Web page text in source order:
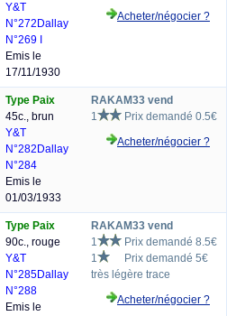
Y&T
N°272 Dallay
N°269 I
Emis le
17/11/1930
Acheter/négocier ?
Type Paix
45c., brun
Y&T
N°282 Dallay
N°284
Emis le
01/03/1933
RAKAM33 vend
1
Prix demandé 0.5€
Acheter/négocier ?
Type Paix
90c., rouge
Y&T
N°285Dallay
N°288
Emis le
RAKAM33 vend
1
Prix demandé 8.5€
1
Prix demandé 5€
très légère trace
Acheter/négocier ?